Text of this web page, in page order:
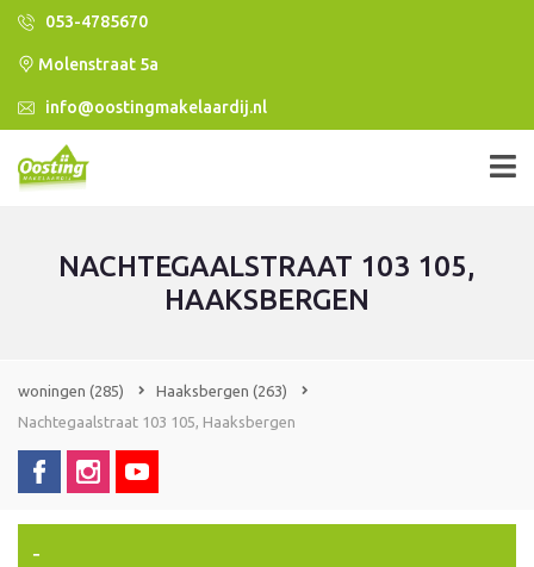
053-4785670
Molenstraat 5a
info@oostingmakelaardij.nl
NACHTEGAALSTRAAT 103 105,
HAAKSBERGEN
woningen (285) Haaksbergen (263)
Nachtegaalstraat 103 105, Haaksbergen
-